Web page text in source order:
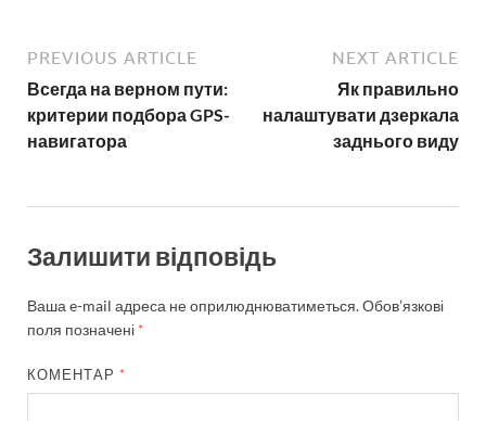
PREVIOUS ARTICLE
Всегда на верном пути:
критерии подбора GPS-
навигатора
NEXT ARTICLE
Як правильно
налаштувати дзеркала
заднього виду
Залишити відповідь
Ваша e-mail адреса не оприлюднюватиметься.Обов’язкові
поля позначені *
КОМЕНТАР *